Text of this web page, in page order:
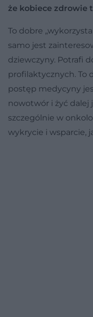
że kobiece zdrowie
To dobre
samo jest
dziewczyny. Potrafi
profilaktycznych. To
postęp medycyny
nowotwór i żyć dalej
szczególnie w
wykrycie i wsparcie,